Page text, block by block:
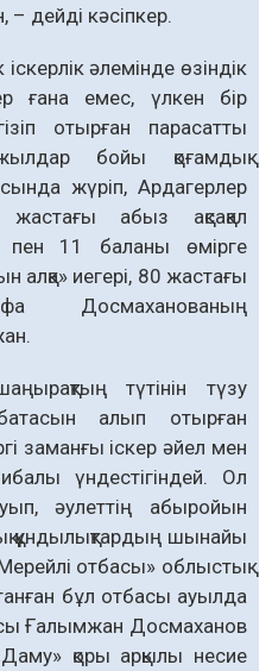
– дейді кәсіпкер.
әлемінде өзіндік
ғана емес, үлкен бір
отырған парасатты
бойы қоғамдық
жүріп, Ардагерлер
абыз ақсақал
пен 11 баланы өмірге
алқа» иегері, 80 жастағы
Досмаханованың
түтінін түзу
алып отырған
заманғы іскер әйел мен
ибалы үндестігіндей. Ол
әулеттің абыройын
құндылықтардың шынайы
отбасы» облыстық
бұл отбасы ауылда
Ғалымжан Досмаханов
қоры арқылы несие